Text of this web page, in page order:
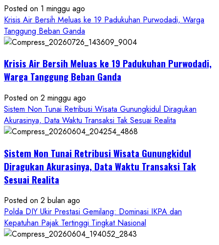
Seret
Oknum
Wartawan
Posted on 1 minggu ago
Krisis Air Bersih Meluas ke 19 Padukuhan Purwodadi, Warga
Tanggung Beban Ganda
Krisis Air Bersih Meluas ke 19 Padukuhan Purwodadi,
Warga Tanggung Beban Ganda
Posted on 2 minggu ago
Sistem Non Tunai Retribusi Wisata Gunungkidul Diragukan
Akurasinya, Data Waktu Transaksi Tak Sesuai Realita
Sistem Non Tunai Retribusi Wisata Gunungkidul
Diragukan Akurasinya, Data Waktu Transaksi Tak
Sesuai Realita
Posted on 2 bulan ago
Polda DIY Ukir Prestasi Gemilang: Dominasi IKPA dan
Kepatuhan Pajak Tertinggi Tingkat Nasional